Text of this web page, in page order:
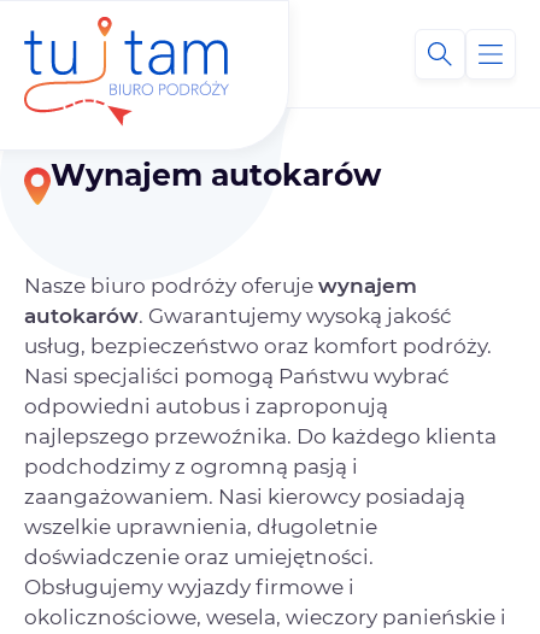
Wynajem autokarów
Nasze biuro podróży oferuje wynajem
autokarów. Gwarantujemy wysoką jakość
usług, bezpieczeństwo oraz komfort podróży.
Nasi specjaliści pomogą Państwu wybrać
odpowiedni autobus i zaproponują
najlepszego przewoźnika. Do każdego klienta
podchodzimy z ogromną pasją i
zaangażowaniem. Nasi kierowcy posiadają
wszelkie uprawnienia, długoletnie
doświadczenie oraz umiejętności.
Obsługujemy wyjazdy firmowe i
okolicznościowe, wesela, wieczory panieńskie i